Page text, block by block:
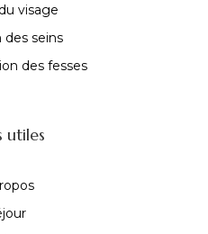
visage
des seins
des fesses
utiles